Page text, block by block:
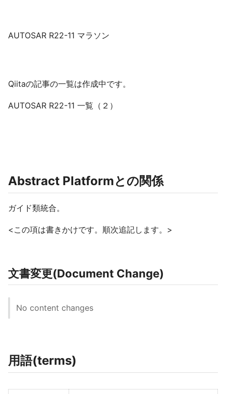
AUTOSAR R22-11 マラソン
Qiitaの記事の一覧は作成中です。
AUTOSAR R22-11 一覧（２）
Abstract Platformとの関係
ガイド類統合。
<この項は書きかけです。順次追記します。>
文書変更(Document Change)
No content changes
用語(terms)